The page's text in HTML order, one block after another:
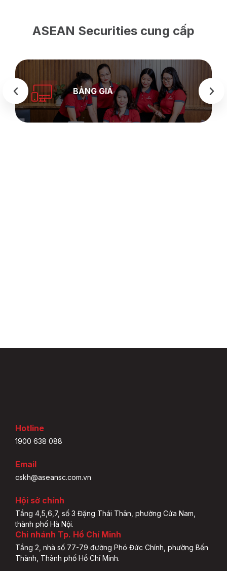
ASEAN Securities cung cấp
BẢNG GIÁ
Hotline
1900 638 088
Email
cskh@aseansc.com.vn
Hội sở chính
Tầng 4,5,6,7, số 3 Đặng Thái Thân, phường Cửa Nam,
thành phố Hà Nội.
Chi nhánh Tp. Hồ Chí Minh
Tầng 2, nhà số 77-79 đường Phó Đức Chính, phường Bến
Thành, Thành phố Hồ Chí Minh.